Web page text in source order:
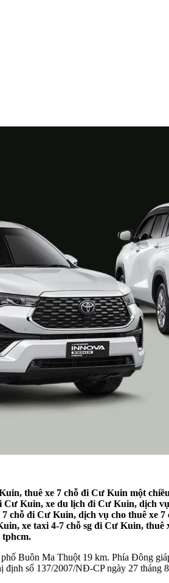
thuê xe 7 chỗ đi Cư Kuin một
Kuin, xe du lịch đi Cư Kuin, dịch
đi Cư Kuin, dịch vụ cho thuê xe
xe taxi 4-7 chỗ sg đi Cư Kuin, thuê
tphcm.
Buôn Ma Thuột 19 km. Phía Đông
số 137/2007/NĐ-CP ngày 27